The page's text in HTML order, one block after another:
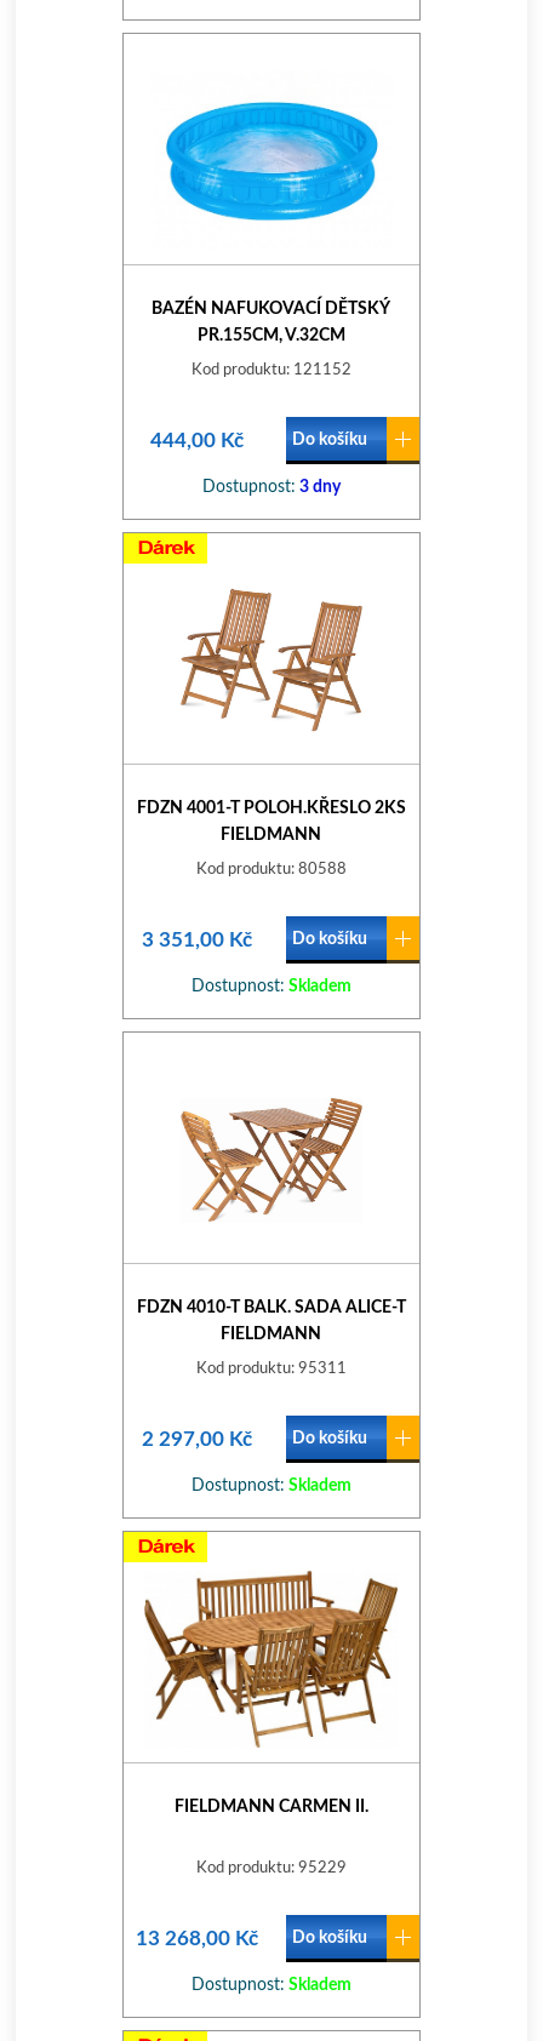
BAZÉN NAFUKOVACÍ DĚTSKÝ
PR.155CM, V.32CM
Kod produktu: 121152
444,00 Kč Do košíku
Dostupnost: 3 dny
FDZN 4001-T POLOH.KŘESLO 2KS
FIELDMANN
Kod produktu: 80588
3 351,00 Kč Do košíku
Dostupnost: Skladem
FDZN 4010-T BALK. SADA ALICE-T
FIELDMANN
Kod produktu: 95311
2 297,00 Kč Do košíku
Dostupnost: Skladem
FIELDMANN CARMEN II.
Kod produktu: 95229
13 268,00 Kč Do košíku
Dostupnost: Skladem